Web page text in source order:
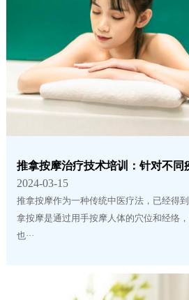
推拿按摩治疗技术培训：针对不同
2024-03-15
推拿按摩作为一种传统中医疗法，已经得
拿按摩是通过用手按摩人体的穴位和经络
也···